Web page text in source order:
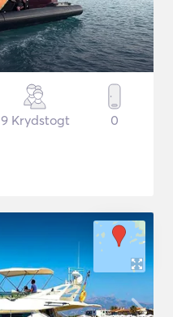
9 Krydstogt 0